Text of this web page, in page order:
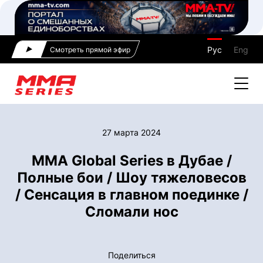
Смотреть прямой эфир Рус Eng
27 марта 2024
MMA Global Series в Дубае /
Полные бои / Шоу тяжеловесов
/ Сенсация в главном поединке /
Сломали нос
Поделиться